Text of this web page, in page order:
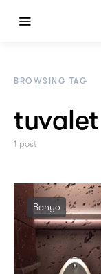
BROWSING TAG
1 post
Banyo